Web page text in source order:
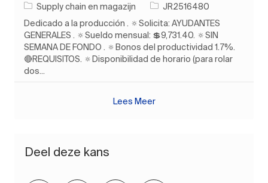
Categorie
Supply chain en magazijn Taak-ID
JR2516480
Dedicado a la producción . 🔅Solicita: AYUDANTES
GENERALES . 🔅Sueldo mensual: 💲9,731.40. 🔅SIN
SEMANA DE FONDO . 🔅Bonos del productividad 1.7%.
🔴REQUISITOS. 🔅Disponibilidad de horario (para rolar
dos...
Lees Meer
Deel deze kans